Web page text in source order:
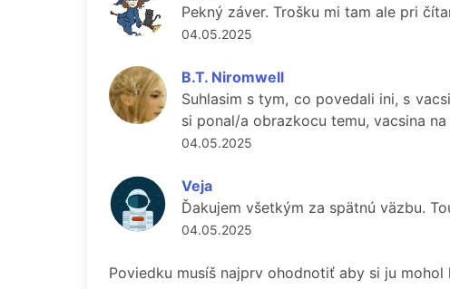
Pekný záver. Trošku mi tam ale pri
04.05.2025
B.T. Niromwell
Suhlasim s tym, co povedali ini, s
si ponal/a obrazkocu temu, vacsina
04.05.2025
Veja
Ďakujem všetkým za spätnú väzbu.
04.05.2025
Poviedku musíš najprv ohodnotiť aby si ju mohol